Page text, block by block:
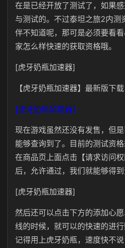
在是已经开放了测试了，如果
与测试的。不过泰坦之旅2内测
伴不知道呢，那可是必须要看
家怎么样快速的获取资格哦。
[虎牙奶瓶加速器]
【虎牙奶瓶加速器】最新版下载
[虎牙奶瓶加速器]
现在游戏虽然还没有发售，但
能够查询到了。目前的测试资
在商品页上面点击【请求访问
后，允许通过，我们就能够得到
[虎牙奶瓶加速器]
然后还可以点击下方的添加心
线的时候，就可以的快速的进
记得用上虎牙奶瓶，速度快不说